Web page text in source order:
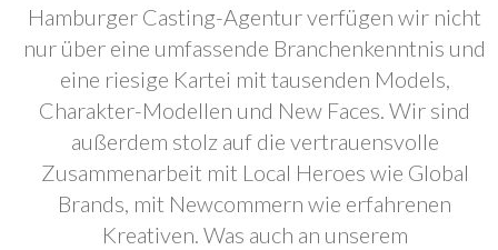
Hamburger Casting-Agentur verfügen wir nicht
nur über eine umfassende Branchenkenntnis und
eine riesige Kartei mit tausenden Models,
Charakter-Modellen und New Faces. Wir sind
außerdem stolz auf die vertrauensvolle
Zusammenarbeit mit Local Heroes wie Global
Brands, mit Newcommern wie erfahrenen
Kreativen. Was auch an unserem